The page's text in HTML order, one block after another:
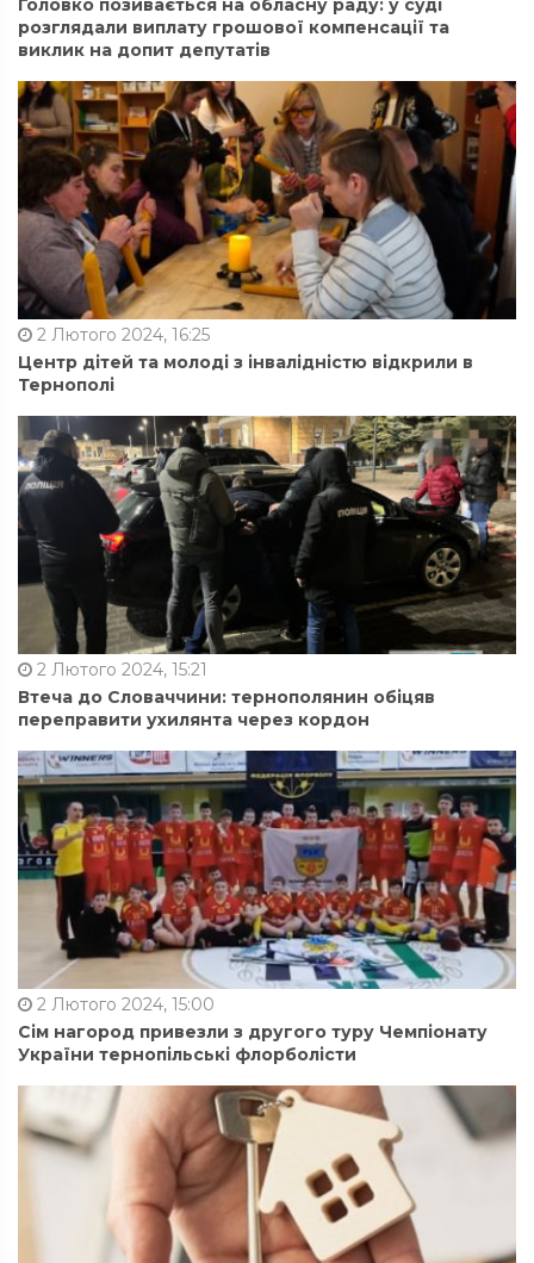
Головко позивається на обласну раду: у суді
розглядали виплату грошової компенсації та
виклик на допит депутатів
2 Лютого 2024, 16:25
Центр дітей та молоді з інвалідністю відкрили в
Тернополі
2 Лютого 2024, 15:21
Втеча до Словаччини: тернополянин обіцяв
переправити ухилянта через кордон
2 Лютого 2024, 15:00
Сім нагород привезли з другого туру Чемпіонату
України тернопільські флорболісти